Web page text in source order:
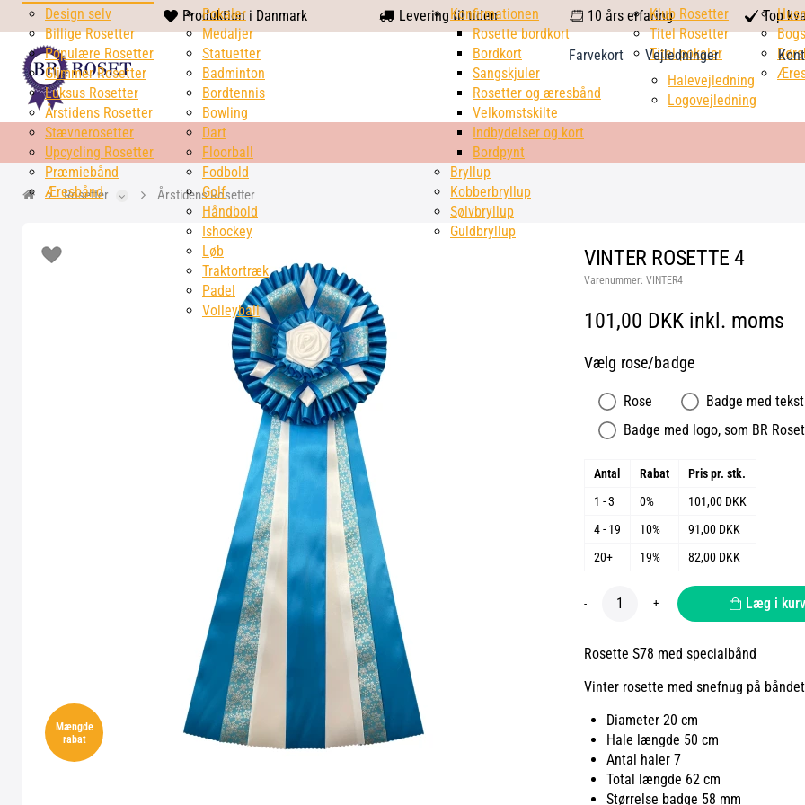
heart
solid
Produktion i Danmark Levering til tiden calendar
10 års erfaring
check
mark
Top
Farvekort
Vejledninger
Halevejledning
Logovejledning
Design selv
Billige Rosetter
Populære Rosetter
Glimmer Rosetter
Luksus Rosetter
Årstidens Rosetter
Stævnerosetter
Upcycling Rosetter
Præmiebånd
Æresbånd
Pokaler
Medaljer
Statuetter
Badminton
Bordtennis
Bowling
Dart
Floorball
Fodbold
Golf
Håndbold
Ishockey
Løb
Traktortræk
Padel
Volleyball
Konfirmationen
Rosette bordkort
Bordkort
Sangskjuler
Rosetter og æresbånd
Velkomstskilte
Indbydelser og kort
Bordpynt
Bryllup
Kobberbryllup
Sølvbryllup
Guldbryllup
Klub Rosetter
Titel Rosetter
Titel pokaler
Rosetter Årstidens Rosetter
Mængde
rabat
VINTER ROSETTE 4
Varenummer: VINTER4
101,00 DKK inkl. moms
Vælg rose/badge
Rose Badge med tekst
Badge med logo, som BR
Antal Rabat
Pris pr. stk.
1 - 3
0%
101,00 DKK
4 - 19
10%
91,00 DKK
20+
19% 82,00 DKK
- + Læg i kurv
Rosette S78 med specialbånd
Vinter rosette med snefnug på
Diameter 20 cm
Hale længde 50 cm
Antal haler 7
Total længde 62 cm
Størrelse badge 58 mm